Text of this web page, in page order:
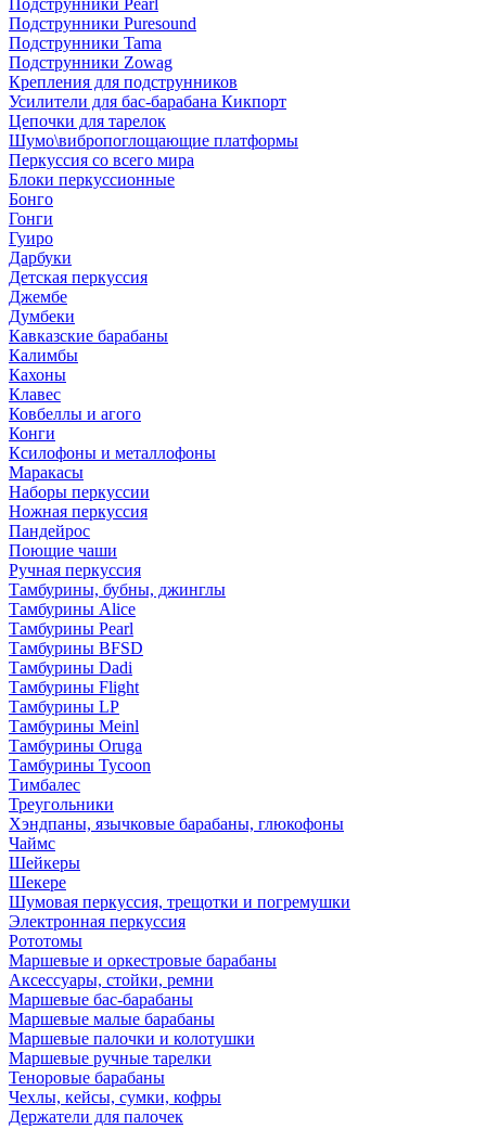
Подструнники Pearl
Подструнники Puresound
Подструнники Tama
Подструнники Zowag
Крепления для подструнников
Усилители для бас-барабана Кикпорт
Цепочки для тарелок
Шумо\вибропоглощающие платформы
Перкуссия со всего мира
Блоки перкуссионные
Бонго
Гонги
Гуиро
Дарбуки
Детская перкуссия
Джембе
Думбеки
Кавказские барабаны
Калимбы
Кахоны
Клавес
Ковбеллы и агого
Конги
Ксилофоны и металлофоны
Маракасы
Наборы перкуссии
Ножная перкуссия
Пандейрос
Поющие чаши
Ручная перкуссия
Тамбурины, бубны, джинглы
Тамбурины Alice
Тамбурины Pearl
Тамбурины BFSD
Тамбурины Dadi
Тамбурины Flight
Тамбурины LP
Тамбурины Meinl
Тамбурины Oruga
Тамбурины Tycoon
Тимбалес
Треугольники
Хэндпаны, язычковые барабаны, глюкофоны
Чаймс
Шейкеры
Шекере
Шумовая перкуссия, трещотки и погремушки
Электронная перкуссия
Рототомы
Маршевые и оркестровые барабаны
Аксессуары, стойки, ремни
Маршевые бас-барабаны
Маршевые малые барабаны
Маршевые палочки и колотушки
Маршевые ручные тарелки
Теноровые барабаны
Чехлы, кейсы, сумки, кофры
Держатели для палочек